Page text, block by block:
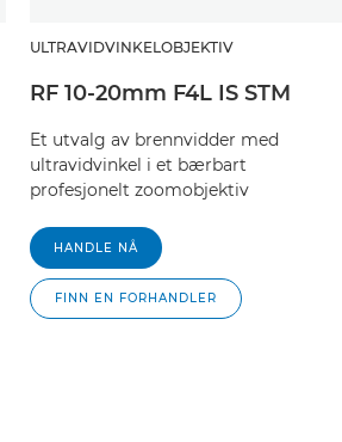
ULTRAVIDVINKELOBJEKTIV
RF 10-20mm F4L IS STM
Et utvalg av brennvidder med
ultravidvinkel i et bærbart
profesjonelt zoomobjektiv
HANDLE NÅ
FINN EN FORHANDLER